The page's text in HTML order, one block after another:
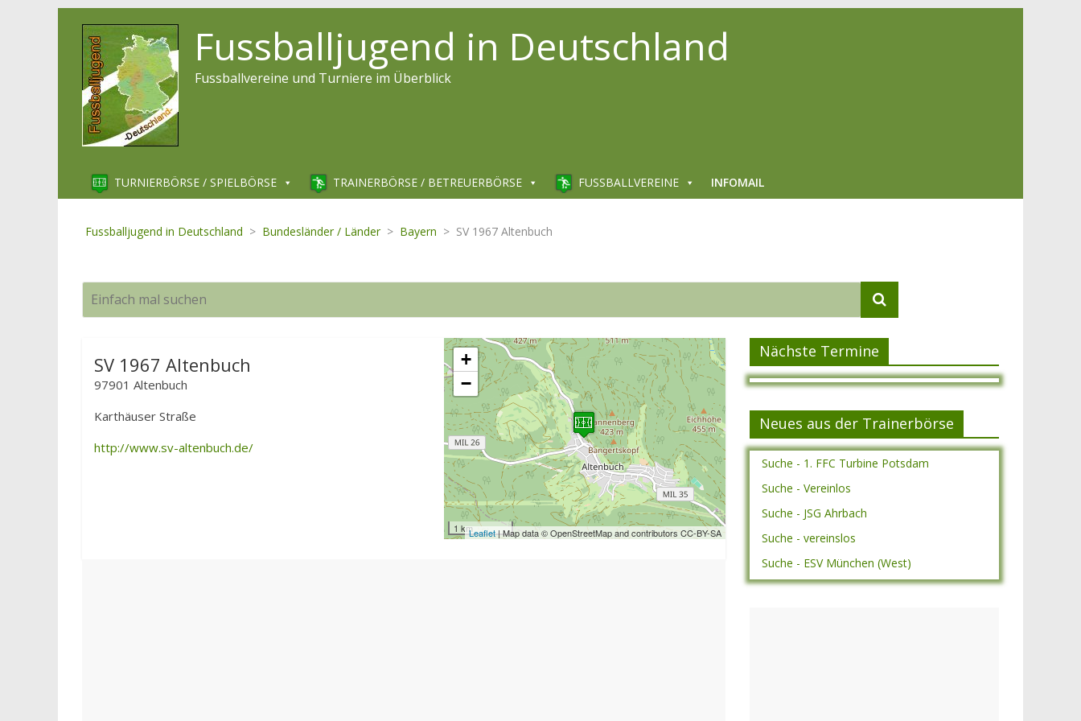
Fussballjugend in Deutschland
Fussballvereine und Turniere im Überblick
TURNIERBÖRSE / SPIELBÖRSE TRAINERBÖRSE / BETREUERBÖRSE FUSSBALLVEREINE INFOMAIL
Fussballjugend in Deutschland > Bundesländer / Länder > Bayern > SV 1967 Altenbuch
+
−
1 kmLeaflet| Map data © OpenStreetMap and contributors CC-BY-SA
SV 1967 Altenbuch
97901 Altenbuch
Karthäuser Straße
http://www.sv-altenbuch.de/
Nächste Termine
Neues aus der Trainerbörse
Suche - 1. FFC Turbine Potsdam
Suche - Vereinlos
Suche - JSG Ahrbach
Suche - vereinslos
Suche - ESV München (West)